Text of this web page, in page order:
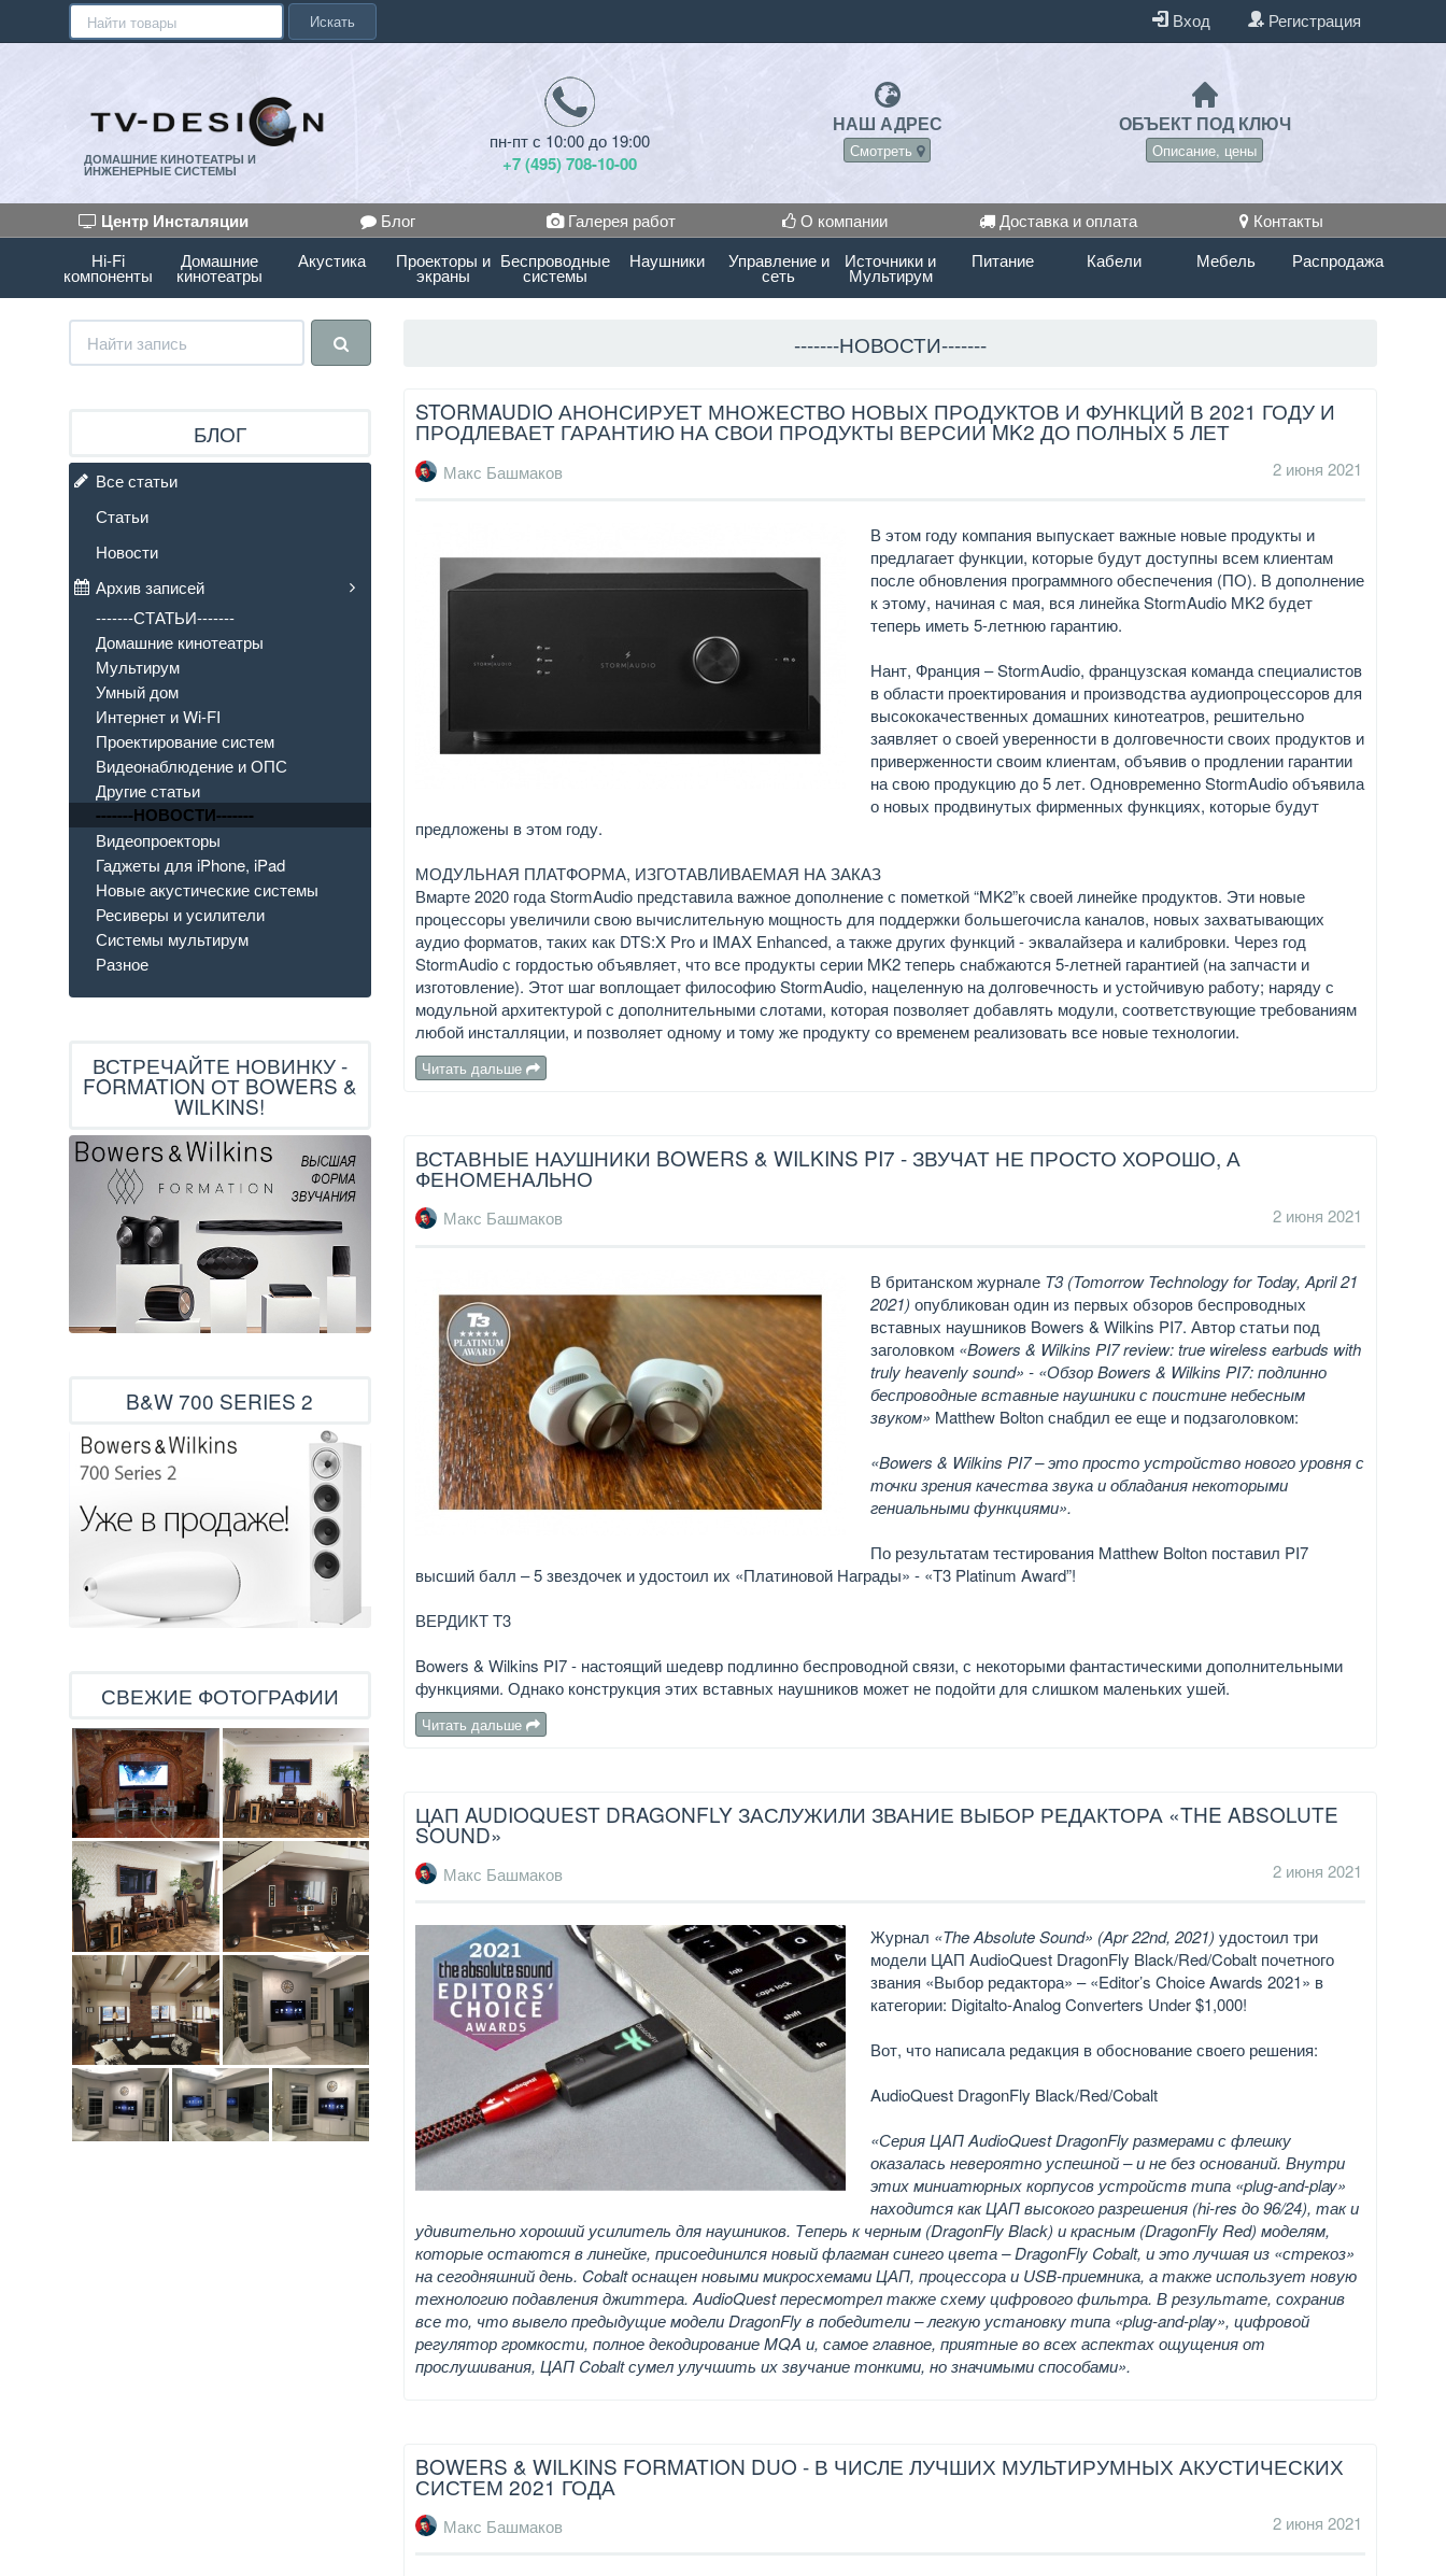
Искать Вход Регистрация
ДОМАШНИЕ КИНОТЕАТРЫ И
ИНЖЕНЕРНЫЕ СИСТЕМЫ
пн-пт с 10:00 до 19:00
+7 (495) 708-10-00
НАШ АДРЕС
Смотреть
ОБЪЕКТ ПОД КЛЮЧ
Описание, цены
Центр Инсталяции Блог Галерея работ О компании Доставка и оплата
Контакты
Hi-Fi
компоненты
Домашние
кинотеатры
Акустика Проекторы и
экраны
Беспроводные
системы
Наушники Управление и
сеть
Источники и
Мультирум
Питание Кабели Мебель Распродажа
-------НОВОСТИ-------
STORMAUDIO АНОНСИРУЕТ МНОЖЕСТВО НОВЫХ ПРОДУКТОВ И ФУНКЦИЙ В 2021 ГОДУ И
ПРОДЛЕВАЕТ ГАРАНТИЮ НА СВОИ ПРОДУКТЫ ВЕРСИИ MK2 ДО ПОЛНЫХ 5 ЛЕТ
Макс Башмаков 2 июня 2021
В этом году компания выпускает важные новые продукты и
предлагает функции, которые будут доступны всем клиентам
после обновления программного обеспечения (ПО). В дополнение
к этому, начиная с мая, вся линейка StormAudio MK2 будет
теперь иметь 5-летнюю гарантию.
Нант, Франция – StormAudio, французская команда специалистов
в области проектирования и производства аудиопроцессоров для
высококачественных домашних кинотеатров, решительно
заявляет о своей уверенности в долговечности своих продуктов и
приверженности своим клиентам, объявив о продлении гарантии
на свою продукцию до 5 лет. Одновременно StormAudio объявила
о новых продвинутых фирменных функциях, которые будут
предложены в этом году.
МОДУЛЬНАЯ ПЛАТФОРМА, ИЗГОТАВЛИВАЕМАЯ НА ЗАКАЗ
Вмарте 2020 года StormAudio представила важное дополнение с пометкой “MK2”к своей линейке продуктов. Эти новые
процессоры увеличили свою вычислительную мощность для поддержки большегочисла каналов, новых захватывающих
аудио форматов, таких как DTS:X Pro и IMAX Enhanced, а также других функций - эквалайзера и калибровки. Через год
StormAudio с гордостью объявляет, что все продукты серии MK2 теперь снабжаются 5-летней гарантией (на запчасти и
изготовление). Этот шаг воплощает философию StormAudio, нацеленную на долговечность и устойчивую работу; наряду с
модульной архитектурой с дополнительными слотами, которая позволяет добавлять модули, соответствующие требованиям
любой инсталляции, и позволяет одному и тому же продукту со временем реализовать все новые технологии.
Читать дальше
ВСТАВНЫЕ НАУШНИКИ BOWERS & WILKINS PI7 - ЗВУЧАТ НЕ ПРОСТО ХОРОШО, А
ФЕНОМЕНАЛЬНО
Макс Башмаков 2 июня 2021
В британском журнале T3 (Tomorrow Technology for Today, April 21
2021) опубликован один из первых обзоров беспроводных
вставных наушников Bowers & Wilkins PI7. Автор статьи под
заголовком «Bowers & Wilkins PI7 review: true wireless earbuds with
truly heavenly sound» - «Обзор Bowers & Wilkins PI7: подлинно
беспроводные вставные наушники с поистине небесным
звуком» Matthew Bolton снабдил ее еще и подзаголовком:
«Bowers & Wilkins PI7 – это просто устройство нового уровня с
точки зрения качества звука и обладания некоторыми
гениальными функциями».
По результатам тестирования Matthew Bolton поставил PI7
высший балл – 5 звездочек и удостоил их «Платиновой Награды» - «T3 Platinum Award”!
ВЕРДИКТ T3
Bowers & Wilkins PI7 - настоящий шедевр подлинно беспроводной связи, с некоторыми фантастическими дополнительными
функциями. Однако конструкция этих вставных наушников может не подойти для слишком маленьких ушей.
Читать дальше
ЦАП AUDIOQUEST DRAGONFLY ЗАСЛУЖИЛИ ЗВАНИЕ ВЫБОР РЕДАКТОРА «THE ABSOLUTE
SOUND»
Макс Башмаков 2 июня 2021
Журнал «The Absolute Sound» (Apr 22nd, 2021) удостоил три
модели ЦАП AudioQuest DragonFly Black/Red/Cobalt почетного
звания «Выбор редактора» – «Editor’s Choice Awards 2021» в
категории: Digitalto-Analog Converters Under $1,000!
Вот, что написала редакция в обоснование своего решения:
AudioQuest DragonFly Black/Red/Cobalt
«Серия ЦАП AudioQuest DragonFly размерами с флешку
оказалась невероятно успешной – и не без оснований. Внутри
этих миниатюрных корпусов устройств типа «plug-and-play»
находится как ЦАП высокого разрешения (hi-res до 96/24), так и
удивительно хороший усилитель для наушников. Теперь к черным (DragonFly Black) и красным (DragonFly Red) моделям,
которые остаются в линейке, присоединился новый флагман синего цвета – DragonFly Cobalt, и это лучшая из «стрекоз»
на сегодняшний день. Cobalt оснащен новыми микросхемами ЦАП, процессора и USB-приемника, а также использует новую
технологию подавления джиттера. AudioQuest пересмотрел также схему цифрового фильтра. В результате, сохранив
все то, что вывело предыдущие модели DragonFly в победители – легкую установку типа «plug-and-play», цифровой
регулятор громкости, полное декодирование MQA и, самое главное, приятные во всех аспектах ощущения от
прослушивания, ЦАП Cobalt сумел улучшить их звучание тонкими, но значимыми способами».
BOWERS & WILKINS FORMATION DUO - В ЧИСЛЕ ЛУЧШИХ МУЛЬТИРУМНЫХ АКУСТИЧЕСКИХ
СИСТЕМ 2021 ГОДА
Макс Башмаков 2 июня 2021
БЛОГ
Все статьи
Статьи
Новости
Архив записей
-------СТАТЬИ-------
Домашние кинотеатры
Мультирум
Умный дом
Интернет и Wi-FI
Проектирование систем
Видеонаблюдение и ОПС
Другие статьи
-------НОВОСТИ-------
Видеопроекторы
Гаджеты для iPhone, iPad
Новые акустические системы
Ресиверы и усилители
Системы мультирум
Разное
ВСТРЕЧАЙТЕ НОВИНКУ -
FORMATION ОТ BOWERS &
WILKINS!
B&W 700 SERIES 2
СВЕЖИЕ ФОТОГРАФИИ